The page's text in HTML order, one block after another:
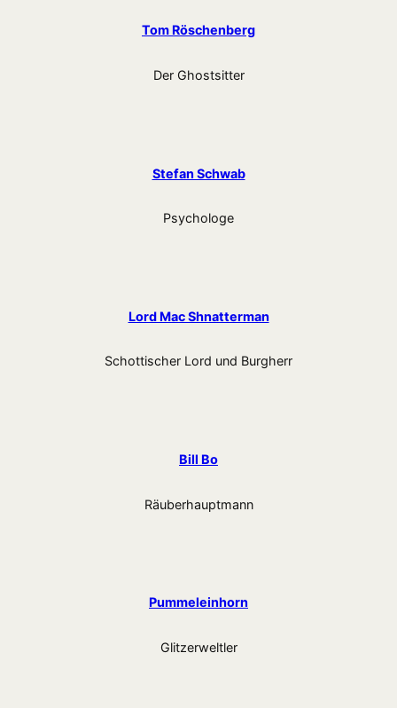
Tom Röschenberg
Der Ghostsitter
Stefan Schwab
Psychologe
Lord Mac Shnatterman
Schottischer Lord und Burgherr
Bill Bo
Räuberhauptmann
Pummeleinhorn
Glitzerweltler